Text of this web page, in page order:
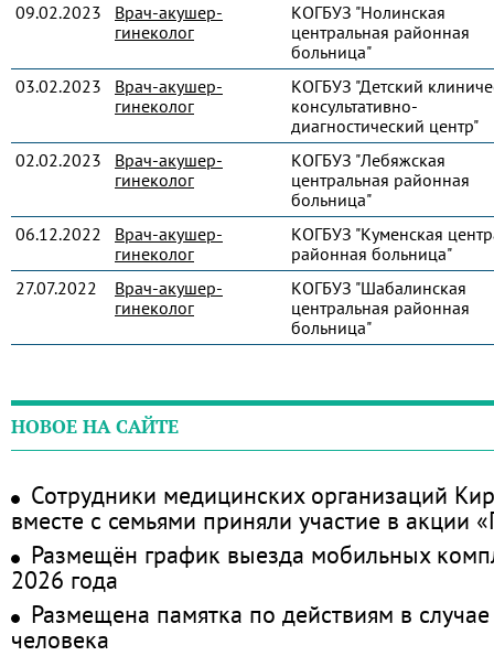
09.02.2023
Врач-акушер-
гинеколог
КОГБУЗ "Нолинская
центральная районная
больница"
03.02.2023
Врач-акушер-
гинеколог
КОГБУЗ "Детский
консультативно-
диагностический центр"
02.02.2023
Врач-акушер-
гинеколог
КОГБУЗ "Лебяжская
центральная районная
больница"
06.12.2022
Врач-акушер-
гинеколог
КОГБУЗ "Куменская
районная больница"
27.07.2022
Врач-акушер-
гинеколог
КОГБУЗ "Шабалинская
центральная районная
больница"
НОВОЕ НА САЙТЕ
Сотрудники медицинских организаций
вместе с семьями приняли участие в акции
Размещён график выезда мобильных
2026 года
Размещена памятка по действиям в
человека